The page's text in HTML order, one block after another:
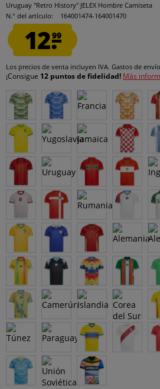
Uruguay "Retro History" JELEX Hombre Camiseta
N.° del artículo:
164001474-164001470
12.99
Los precios de venta incluyen IVA. Gastos de envío
¡Consigue 12 puntos de fidelidad! Más